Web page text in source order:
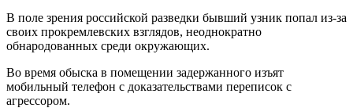
В поле зрения российской разведки бывший узник попал из-за
своих прокремлевских взглядов, неоднократно
обнародованных среди окружающих.
Во время обыска в помещении задержанного изъят
мобильный телефон с доказательствами переписок с
агрессором.